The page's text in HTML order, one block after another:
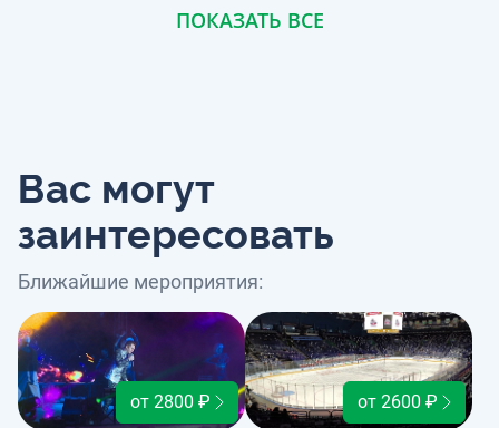
ПОКАЗАТЬ ВСЕ
Вас могут
заинтересовать
Ближайшие мероприятия:
от 2800 ₽ от 2600 ₽